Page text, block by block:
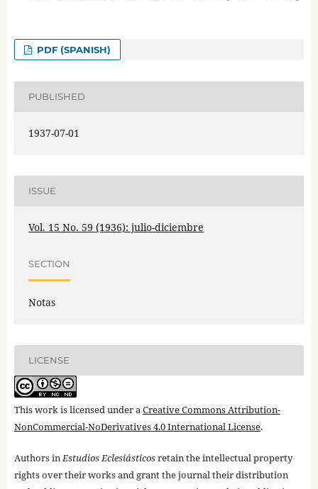
PDF (SPANISH)
PUBLISHED
1937-07-01
ISSUE
Vol. 15 No. 59 (1936): julio-diciembre
SECTION
Notas
LICENSE
This work is licensed under aCreative Commons Attribution-
NonCommercial-NoDerivatives 4.0 International License.
Authors inEstudios Eclesiásticosretain the intellectual property
rights over their works and grant the journal their distribution